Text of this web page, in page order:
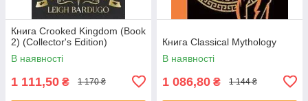
Книга Crooked Kingdom (Book
2) (Collector's Edition)
В наявності
1 111,50 ₴ 1 170 ₴
Книга Classical Mythology
В наявності
1 086,80 ₴ 1 144 ₴